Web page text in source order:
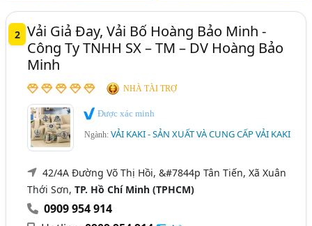
2 Vải Giả Đay, Vải Bố Hoàng Bảo Minh -
Công Ty TNHH SX – TM – DV Hoàng Bảo
Minh
NHÀ TÀI TRỢ
Được xác minh
Ngành:VẢI KAKI - SẢN XUẤT VÀ CUNG CẤP VẢI KAKI
42/4A Đường Võ Thị Hồi, &#7844p Tân Tiến, Xã Xuân
Thới Sơn,TP. Hồ Chí Minh (TPHCM)
0909 954 914